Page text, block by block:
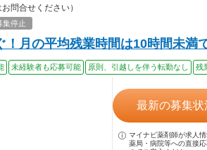
問合せください）
集停止
！月の平均残業時間は10時間未満
未経験者も応募可能 原則、引越しを伴う転勤なし 残
最新の募集状
マイナビ薬剤師が求人
薬局・病院等への直接